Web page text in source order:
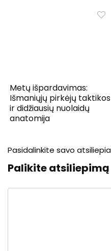
Metų išpardavimas:
Išmaniųjų pirkėjų taktikos
ir didžiausių nuolaidų
anatomija
Pasidalinkite savo
Palikite atsiliepimą